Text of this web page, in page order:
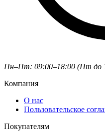
Пн–Пт: 09:00–18:00 (Пт до
Компания
О нас
Пользовательское
Покупателям